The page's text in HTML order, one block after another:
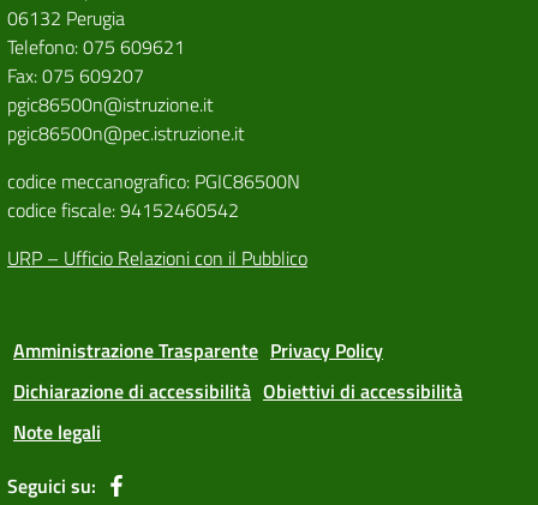
06132 Perugia
Telefono: 075 609621
Fax: 075 609207
pgic86500n@istruzione.it
pgic86500n@pec.istruzione.it
codice meccanografico: PGIC86500N
codice fiscale: 94152460542
URP – Ufficio Relazioni con il Pubblico
Amministrazione Trasparente Privacy Policy
Dichiarazione di accessibilità Obiettivi di accessibilità
Note legali
Seguici su: